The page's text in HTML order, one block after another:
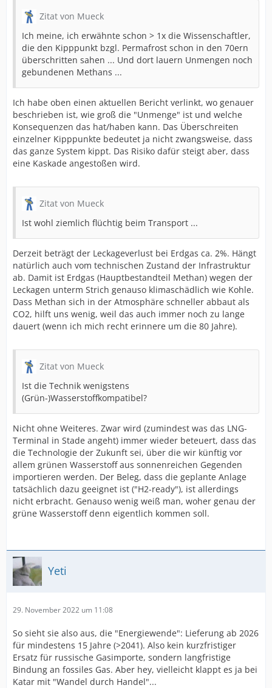
Zitat von Mueck
Ich meine, ich erwähnte schon > 1x die Wissenschaftler,
die den Kipppunkt bzgl. Permafrost schon in den 70ern
überschritten sahen ... Und dort lauern Unmengen noch
gebundenen Methans ...
Ich habe oben einen aktuellen Bericht verlinkt, wo genauer
beschrieben ist, wie groß die "Unmenge" ist und welche
Konsequenzen das hat/haben kann. Das Überschreiten
einzelner Kipppunkte bedeutet ja nicht zwangsweise, dass
das ganze System kippt. Das Risiko dafür steigt aber, dass
eine Kaskade angestoßen wird.
Zitat von Mueck
Ist wohl ziemlich flüchtig beim Transport ...
Derzeit beträgt der Leckageverlust bei Erdgas ca. 2%. Hängt
natürlich auch vom technischen Zustand der Infrastruktur
ab. Damit ist Erdgas (Hauptbestandteil Methan) wegen der
Leckagen unterm Strich genauso klimaschädlich wie Kohle.
Dass Methan sich in der Atmosphäre schneller abbaut als
CO2, hilft uns wenig, weil das auch immer noch zu lange
dauert (wenn ich mich recht erinnere um die 80 Jahre).
Zitat von Mueck
Ist die Technik wenigstens
(Grün-)Wasserstoffkompatibel?
Nicht ohne Weiteres. Zwar wird (zumindest was das LNG-
Terminal in Stade angeht) immer wieder beteuert, dass das
die Technologie der Zukunft sei, über die wir künftig vor
allem grünen Wasserstoff aus sonnenreichen Gegenden
importieren werden. Der Beleg, dass die geplante Anlage
tatsächlich dazu geeignet ist ("H2-ready"), ist allerdings
nicht erbracht. Genauso wenig weiß man, woher genau der
grüne Wasserstoff denn eigentlich kommen soll.
Yeti
29. November 2022 um 11:08
So sieht sie also aus, die "Energiewende": Lieferung ab 2026
für mindestens 15 Jahre (>2041). Also kein kurzfristiger
Ersatz für russische Gasimporte, sondern langfristige
Bindung an fossiles Gas. Aber hey, vielleicht klappt es ja bei
Katar mit "Wandel durch Handel"...